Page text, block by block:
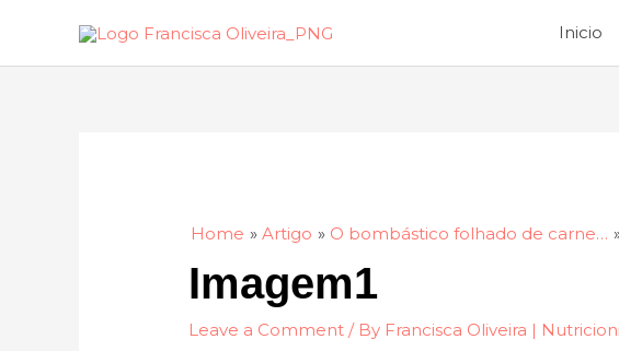
content
Inicio
Home Artigo O bombástico folhado de carne…
Imagem1
Leave a Comment / By Francisca Oliveira |